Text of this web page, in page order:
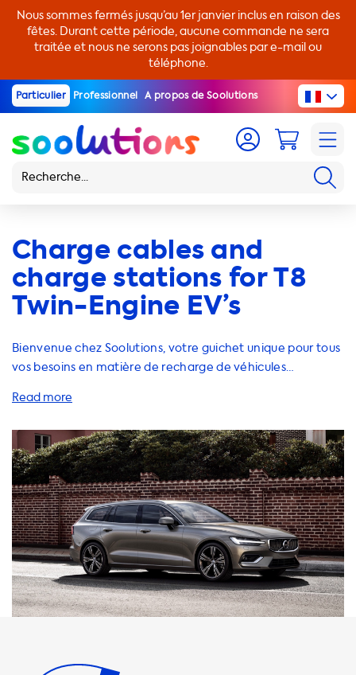
Nous sommes fermés jusqu’au 1er janvier inclus en raison des
fêtes. Durant cette période, aucune commande ne sera
traitée et nous ne serons pas joignables par e-mail ou
téléphone.
Particulier Professionnel A propos de Soolutions
Charge cables and
charge stations for T8
Twin-Engine EV’s
Bienvenue chez Soolutions, votre guichet unique pour tous
vos besoins en matière de recharge de véhicules
Engine, vous êtes au bon endroit pour trouver des solutions
votre Volvo V60 à une station de recharge AC, la vitesse
de charge maximale dépend de la puissance de la station
de recharge. Les stations de recharge AC peuvent fournir
une puissance de 3,7 kW (1 phase 16A), 7,4 kW (1 phase 32A),
11 kW (3 phases 16A) ou 22 kW (3 phases 32A). Il est
important de noter que la voiture ne pourra jamais
charger plus rapidement que la vitesse de charge
maximale de la station de recharge AC. Chez Soolutions,
nous proposons une gamme de câbles de recharge, de
stations de recharge, de chargeurs portables,